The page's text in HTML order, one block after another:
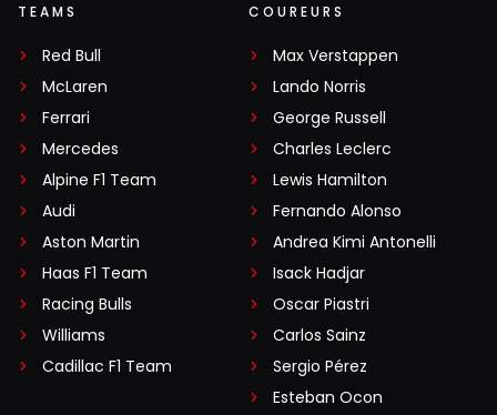
TEAMS
Red Bull
McLaren
Ferrari
Mercedes
Alpine F1 Team
Audi
Aston Martin
Haas F1 Team
Racing Bulls
Williams
Cadillac F1 Team
COUREURS
Max Verstappen
Lando Norris
George Russell
Charles Leclerc
Lewis Hamilton
Fernando Alonso
Andrea Kimi Antonelli
Isack Hadjar
Oscar Piastri
Carlos Sainz
Sergio Pérez
Esteban Ocon